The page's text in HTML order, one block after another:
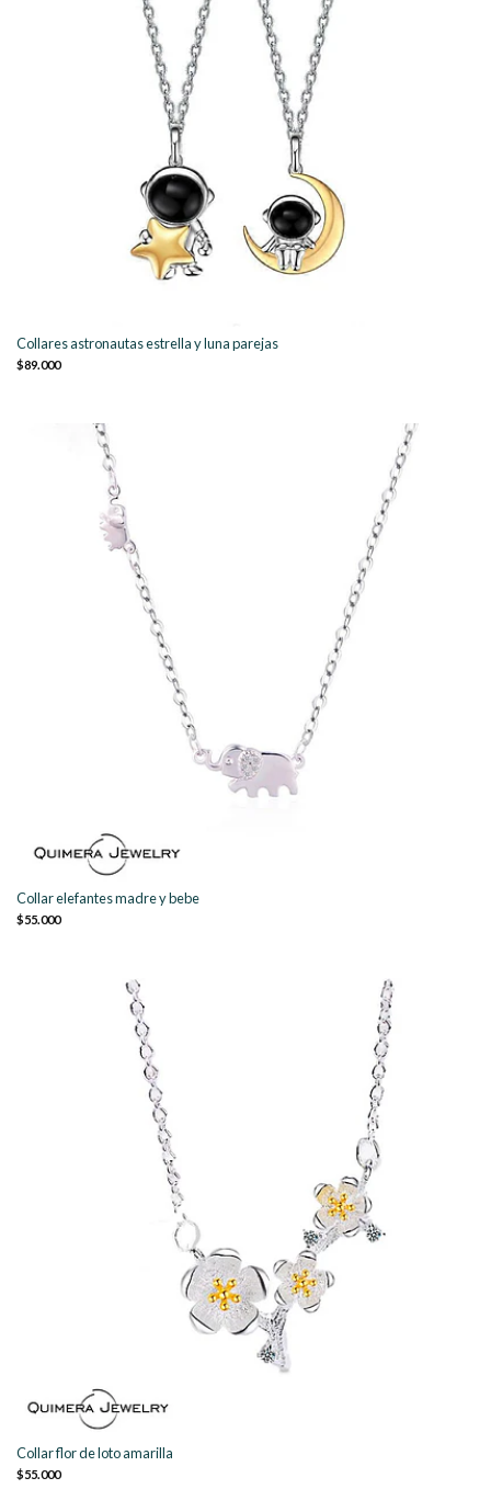
Collares astronautas estrella y luna parejas
$89.000
Collar elefantes madre y bebe
$55.000
Collar flor de loto amarilla
$55.000